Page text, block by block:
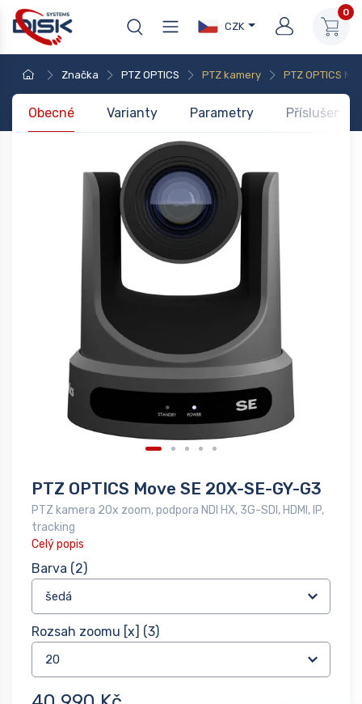
CZK
0
Značka PTZ OPTICS PTZ kamery PTZ OPTICS
Obecné Varianty Parametry
PTZ OPTICS Move SE 20X-SE-GY-G3
PTZ kamera 20x zoom, podpora NDI HX, 3G-SDI, HDMI, IP,
tracking
Celý popis
Barva (2)
Rozsah zoomu [x] (3)